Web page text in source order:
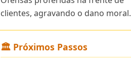
clientes, agravando o dano moral.
🏛️ Próximos Passos